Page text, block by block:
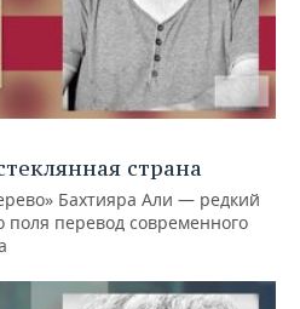
страна
Бахтияра Али — редкий
поля перевод современного